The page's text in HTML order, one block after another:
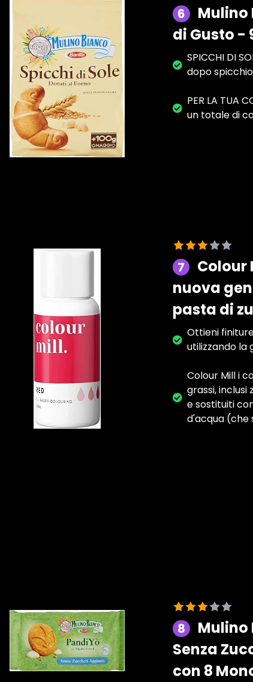
6
Mulino
di Gusto -
SPICCHI DI
dopo
PER LA TUA
un totale di
7
Colour
nuova
pasta di
Ottieni
utilizzando la
Colour Mill i
grassi,
e sostituiti
d'acqua (che
8
Mulino
Senza
con 8